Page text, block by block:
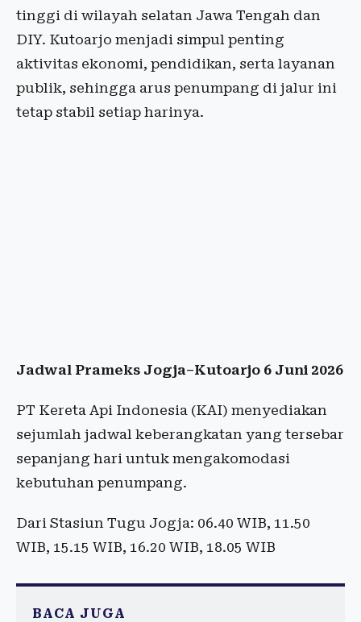
tinggi di wilayah selatan Jawa Tengah dan
DIY. Kutoarjo menjadi simpul penting
aktivitas ekonomi, pendidikan, serta layanan
publik, sehingga arus penumpang di jalur ini
tetap stabil setiap harinya.
Jadwal Prameks Jogja–Kutoarjo 6 Juni 2026
PT Kereta Api Indonesia (KAI) menyediakan
sejumlah jadwal keberangkatan yang tersebar
sepanjang hari untuk mengakomodasi
kebutuhan penumpang.
Dari Stasiun Tugu Jogja: 06.40 WIB, 11.50
WIB, 15.15 WIB, 16.20 WIB, 18.05 WIB
BACA JUGA